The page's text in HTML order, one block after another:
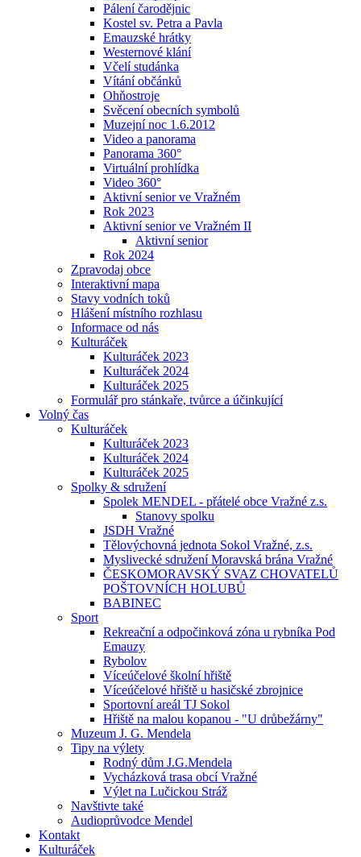
Pálení čarodějnic
Kostel sv. Petra a Pavla
Emauzské hrátky
Westernové klání
Včelí studánka
Vítání občánků
Ohňostroje
Svěcení obecních symbolů
Muzejní noc 1.6.2012
Video a panorama
Panorama 360°
Virtuální prohlídka
Video 360°
Aktivní senior ve Vražném
Rok 2023
Aktivní senior ve Vražném II
Aktivní senior
Rok 2024
Zpravodaj obce
Interaktivní mapa
Stavy vodních toků
Hlášení místního rozhlasu
Informace od nás
Kulturáček
Kulturáček 2023
Kulturáček 2024
Kulturáček 2025
Formulář pro stánkaře, tvůrce a účinkující
Volný čas
Kulturáček
Kulturáček 2023
Kulturáček 2024
Kulturáček 2025
Spolky & sdružení
Spolek MENDEL - přátelé obce Vražné z.s.
Stanovy spolku
JSDH Vražné
Tělovýchovná jednota Sokol Vražné, z.s.
Myslivecké sdružení Moravská brána Vražné
ČESKOMORAVSKÝ SVAZ CHOVATELŮ
POŠTOVNÍCH HOLUBŮ
BABINEC
Sport
Rekreační a odpočinková zóna u rybníka Pod
Emauzy
Rybolov
Víceúčelové školní hřiště
Víceúčelové hřiště u hasičské zbrojnice
Sportovní areál TJ Sokol
Hřiště na malou kopanou - "U drůbežárny"
Muzeum J. G. Mendela
Tipy na výlety
Rodný dům J.G.Mendela
Vycházková trasa obcí Vražné
Výlet na Lučickou Stráž
Navštivte také
Audioprůvodce Mendel
Kontakt
Kulturáček